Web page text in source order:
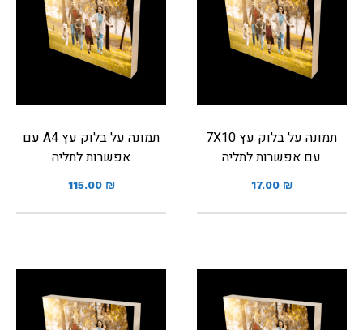
תמונה על בלוק עץ 7X10
עם אפשרות לתליה
17.00 ₪
תמונה על בלוק עץ A4 עם
אפשרות לתליה
115.00 ₪